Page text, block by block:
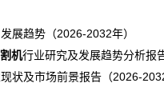
展趋势（2026-2032年）
机行业研究及发展趋势分析报
状及市场前景报告（2026-